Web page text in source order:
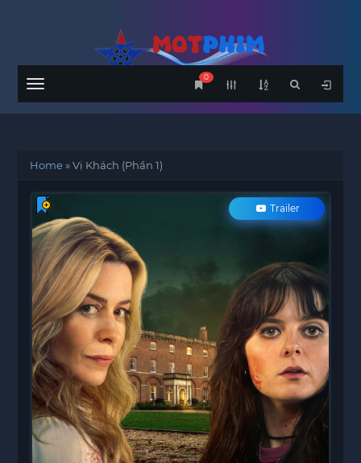
Menu
0
Home»Vị Khách (Phần 1)
Trailer